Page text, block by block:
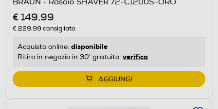
€ 149,99
€ 229,99 consigliato
Acquisto online: disponibile
Ritiro in negozio in 30' gratuito: verifica
AGGIUNGI